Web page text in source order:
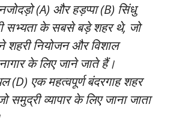
(A) और हड़प्पा (B) सिंधु
सभ्यता के सबसे बड़े शहर थे, जो
शहरी नियोजन और विशाल
के लिए जाने जाते हैं।
(D) एक महत्वपूर्ण बंदरगाह शहर
समुद्री व्यापार के लिए जाना जाता